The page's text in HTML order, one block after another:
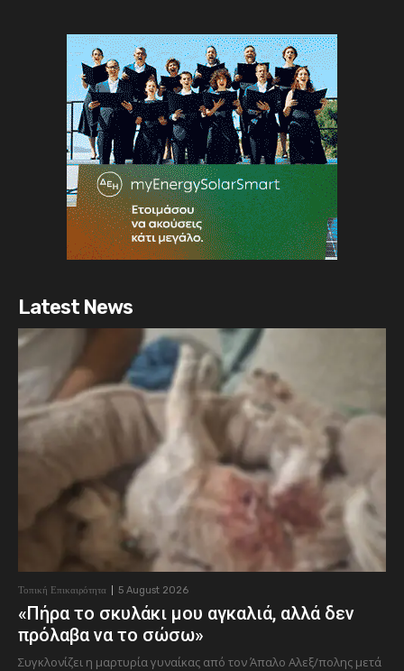
Latest News
Τοπική Επικαιρότητα 5 August 2026
«Πήρα το σκυλάκι μου αγκαλιά, αλλά δεν
πρόλαβα να το σώσω»
Συγκλονίζει η μαρτυρία γυναίκας από τον Άπαλο Αλεξ/πολης μετά